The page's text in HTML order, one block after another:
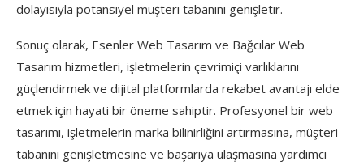
dolayısıyla potansiyel müşteri tabanını genişletir.
Sonuç olarak, Esenler Web Tasarım ve Bağcılar Web
Tasarım hizmetleri, işletmelerin çevrimiçi varlıklarını
güçlendirmek ve dijital platformlarda rekabet avantajı elde
etmek için hayati bir öneme sahiptir. Profesyonel bir web
tasarımı, işletmelerin marka bilinirliğini artırmasına, müşteri
tabanını genişletmesine ve başarıya ulaşmasına yardımcı